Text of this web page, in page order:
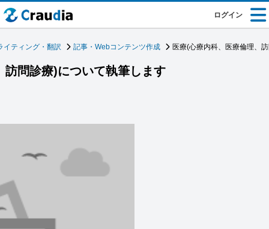
ログイン
イティング・翻訳 記事・Webコンテンツ作成 医療(心療内科、医療倫理、
問診療)について執筆します